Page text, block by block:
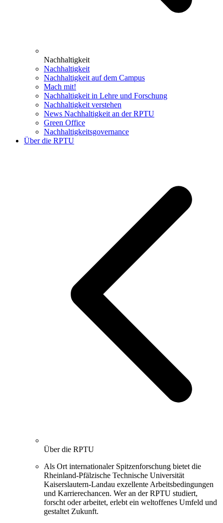
Nachhaltigkeit
Nachhaltigkeit
Nachhaltigkeit auf dem Campus
Mach mit!
Nachhaltigkeit in Lehre und Forschung
Nachhaltigkeit verstehen
News Nachhaltigkeit an der RPTU
Green Office
Nachhaltigkeitsgovernance
Über die RPTU
Über die RPTU
Als Ort internationaler Spitzenforschung bietet die
Rheinland-Pfälzische Technische Universität
Kaiserslautern-Landau exzellente Arbeitsbedingungen
und Karrierechancen. Wer an der RPTU studiert,
forscht oder arbeitet, erlebt ein weltoffenes Umfeld und
gestaltet Zukunft.